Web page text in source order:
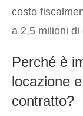
costo
a 2,5 milioni di
Perché è
locazione
contratto?